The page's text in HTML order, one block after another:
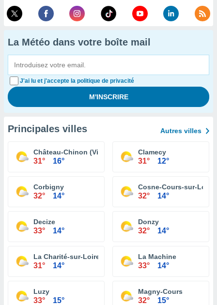
La Météo dans votre boîte mail
J'ai lu et j'accepte la politique de privacité
Principales villes Autres villes
Château-Chinon (Ville)
31° 16°
Clamecy
31° 12°
Corbigny
32° 14°
Cosne-Cours-sur-Loire
32° 14°
Decize
33° 14°
Donzy
32° 14°
La Charité-sur-Loire
31° 14°
La Machine
33° 14°
Luzy
33° 15°
Magny-Cours
32° 15°